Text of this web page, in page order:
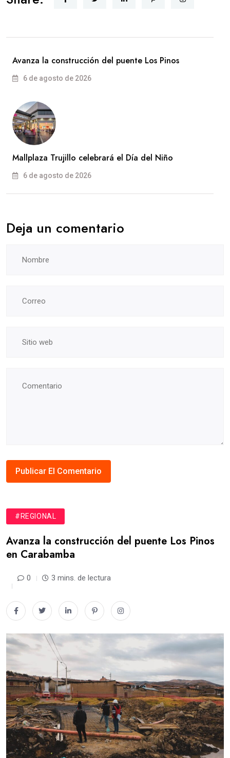
Avanza la construcción del puente Los Pinos
6 de agosto de 2026
Mallplaza Trujillo celebrará el Día del Niño
6 de agosto de 2026
Deja un comentario
#REGIONAL
Avanza la construcción del puente Los Pinos
en Carabamba
0 3 mins. de lectura